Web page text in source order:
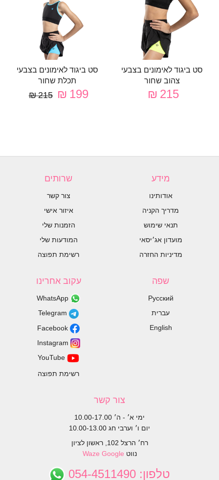
סט ביגוד לאימונים בצבעי
צהוב שחור
215 ₪
סט ביגוד לאימונים בצבעי
תכלת שחור
199 ₪
215 ₪
מידע
אודותינו
מדריך הקניה
תנאי שימוש
מועדון אג׳יסאי
מדיניות החזרה
שרותים
צור קשר
איזור אישי
הזמנות שלי
המודעות שלי
רשימת תפוצה
שפה
Русский
עברית
English
עקוב אחרינו
רשימת תפוצה
צור קשר
ימי א׳ - ה׳ 10.00-17.00
יום ו׳ וערבי חג 10.00-13.00
רח׳ הרצל 102, ראשון לציון
נווט
Waze Google
טלפון: 054-4511490